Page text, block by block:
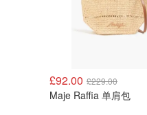
£92.00 £229.00
Maje Raffia 单肩包